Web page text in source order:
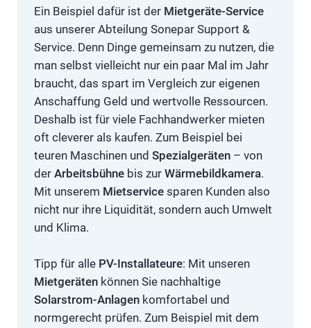
Ein Beispiel dafür ist der Mietgeräte-Service
aus unserer Abteilung Sonepar Support &
Service. Denn Dinge gemeinsam zu nutzen, die
man selbst vielleicht nur ein paar Mal im Jahr
braucht, das spart im Vergleich zur eigenen
Anschaffung Geld und wertvolle Ressourcen.
Deshalb ist für viele Fachhandwerker mieten
oft cleverer als kaufen. Zum Beispiel bei
teuren Maschinen und Spezialgeräten – von
der Arbeitsbühne bis zur Wärmebildkamera.
Mit unserem Mietservice sparen Kunden also
nicht nur ihre Liquidität, sondern auch Umwelt
und Klima.
Tipp für alle PV-Installateure: Mit unseren
Mietgeräten können Sie nachhaltige
Solarstrom-Anlagen komfortabel und
normgerecht prüfen. Zum Beispiel mit dem